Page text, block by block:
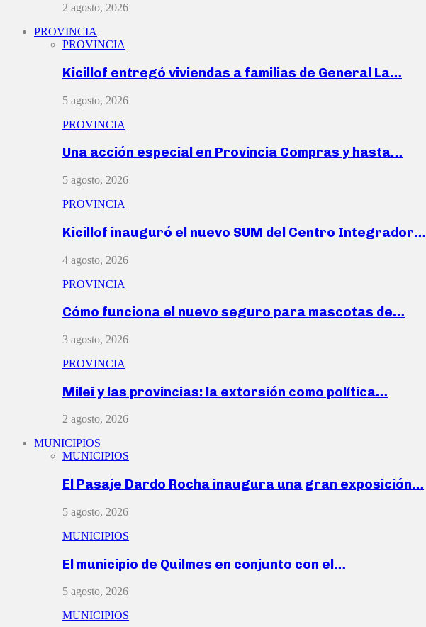
2 agosto, 2026
PROVINCIA
PROVINCIA
Kicillof entregó viviendas a familias de General La…
5 agosto, 2026
PROVINCIA
Una acción especial en Provincia Compras y hasta…
5 agosto, 2026
PROVINCIA
Kicillof inauguró el nuevo SUM del Centro Integrador…
4 agosto, 2026
PROVINCIA
Cómo funciona el nuevo seguro para mascotas de…
3 agosto, 2026
PROVINCIA
Milei y las provincias: la extorsión como política…
2 agosto, 2026
MUNICIPIOS
MUNICIPIOS
El Pasaje Dardo Rocha inaugura una gran exposición…
5 agosto, 2026
MUNICIPIOS
El municipio de Quilmes en conjunto con el…
5 agosto, 2026
MUNICIPIOS